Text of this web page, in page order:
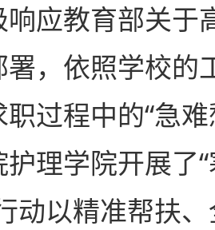
响应教育部关于
，依照学校的
过程中的“急
理学院开展了
动以精准帮扶